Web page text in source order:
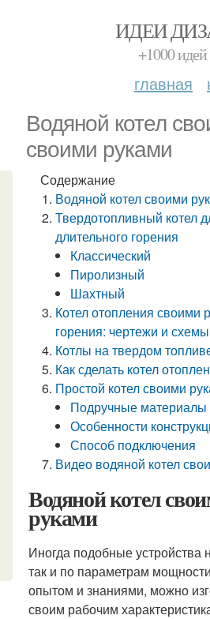
ИДЕИ
+1000
главная
Водяной котел
своими руками
Содержание
Водяной котел своими
Твердотопливный котел
длительного горения
Классический
Пиролизный
Шахтный
Котел отопления своими
горения: чертежи и схемы
Котлы на твердом
Как сделать котел
Простой котел своими
Подручные материалы
Особенности
Способ подключения
Видео водяной котел
Водяной котел
руками
Иногда подобные
так и по параметрам
опытом и знаниями, можно
своим рабочим